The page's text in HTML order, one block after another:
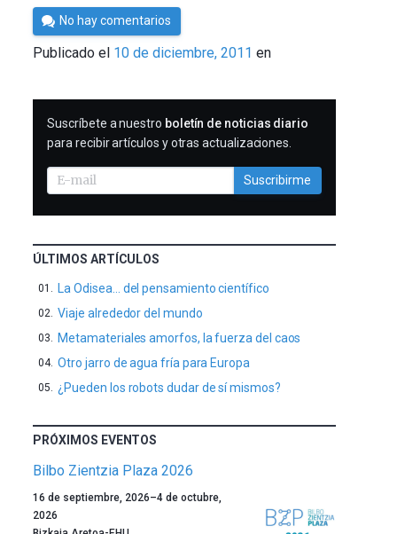
Por
Cultura
Cientifica
No hay comentarios
Publicado el 10 de diciembre, 2011 en
SUSCRIBIRME
Suscríbete a nuestro boletín de noticias diario
para recibir artículos y otras actualizaciones.
Suscribirme
ÚLTIMOS ARTÍCULOS
La Odisea… del pensamiento científico
Viaje alrededor del mundo
Metamateriales amorfos, la fuerza del caos
Otro jarro de agua fría para Europa
¿Pueden los robots dudar de sí mismos?
PRÓXIMOS EVENTOS
Bilbo Zientzia Plaza 2026
Un
año
16 de septiembre, 2026–4 de octubre,
2026